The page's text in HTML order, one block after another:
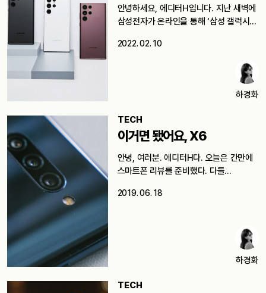
안녕하세요, 에디터H입니다. 지난 새벽에
삼성전자가 온라인을 통해 ‘삼성 갤럭시
2022. 02. 10
하경화
TECH
이거면 됐어요, X6
안녕, 여러분. 에디터H다. 오늘은 간만에
스마트폰 리뷰를 준비했다. 다들
2019. 06. 18
하경화
TECH